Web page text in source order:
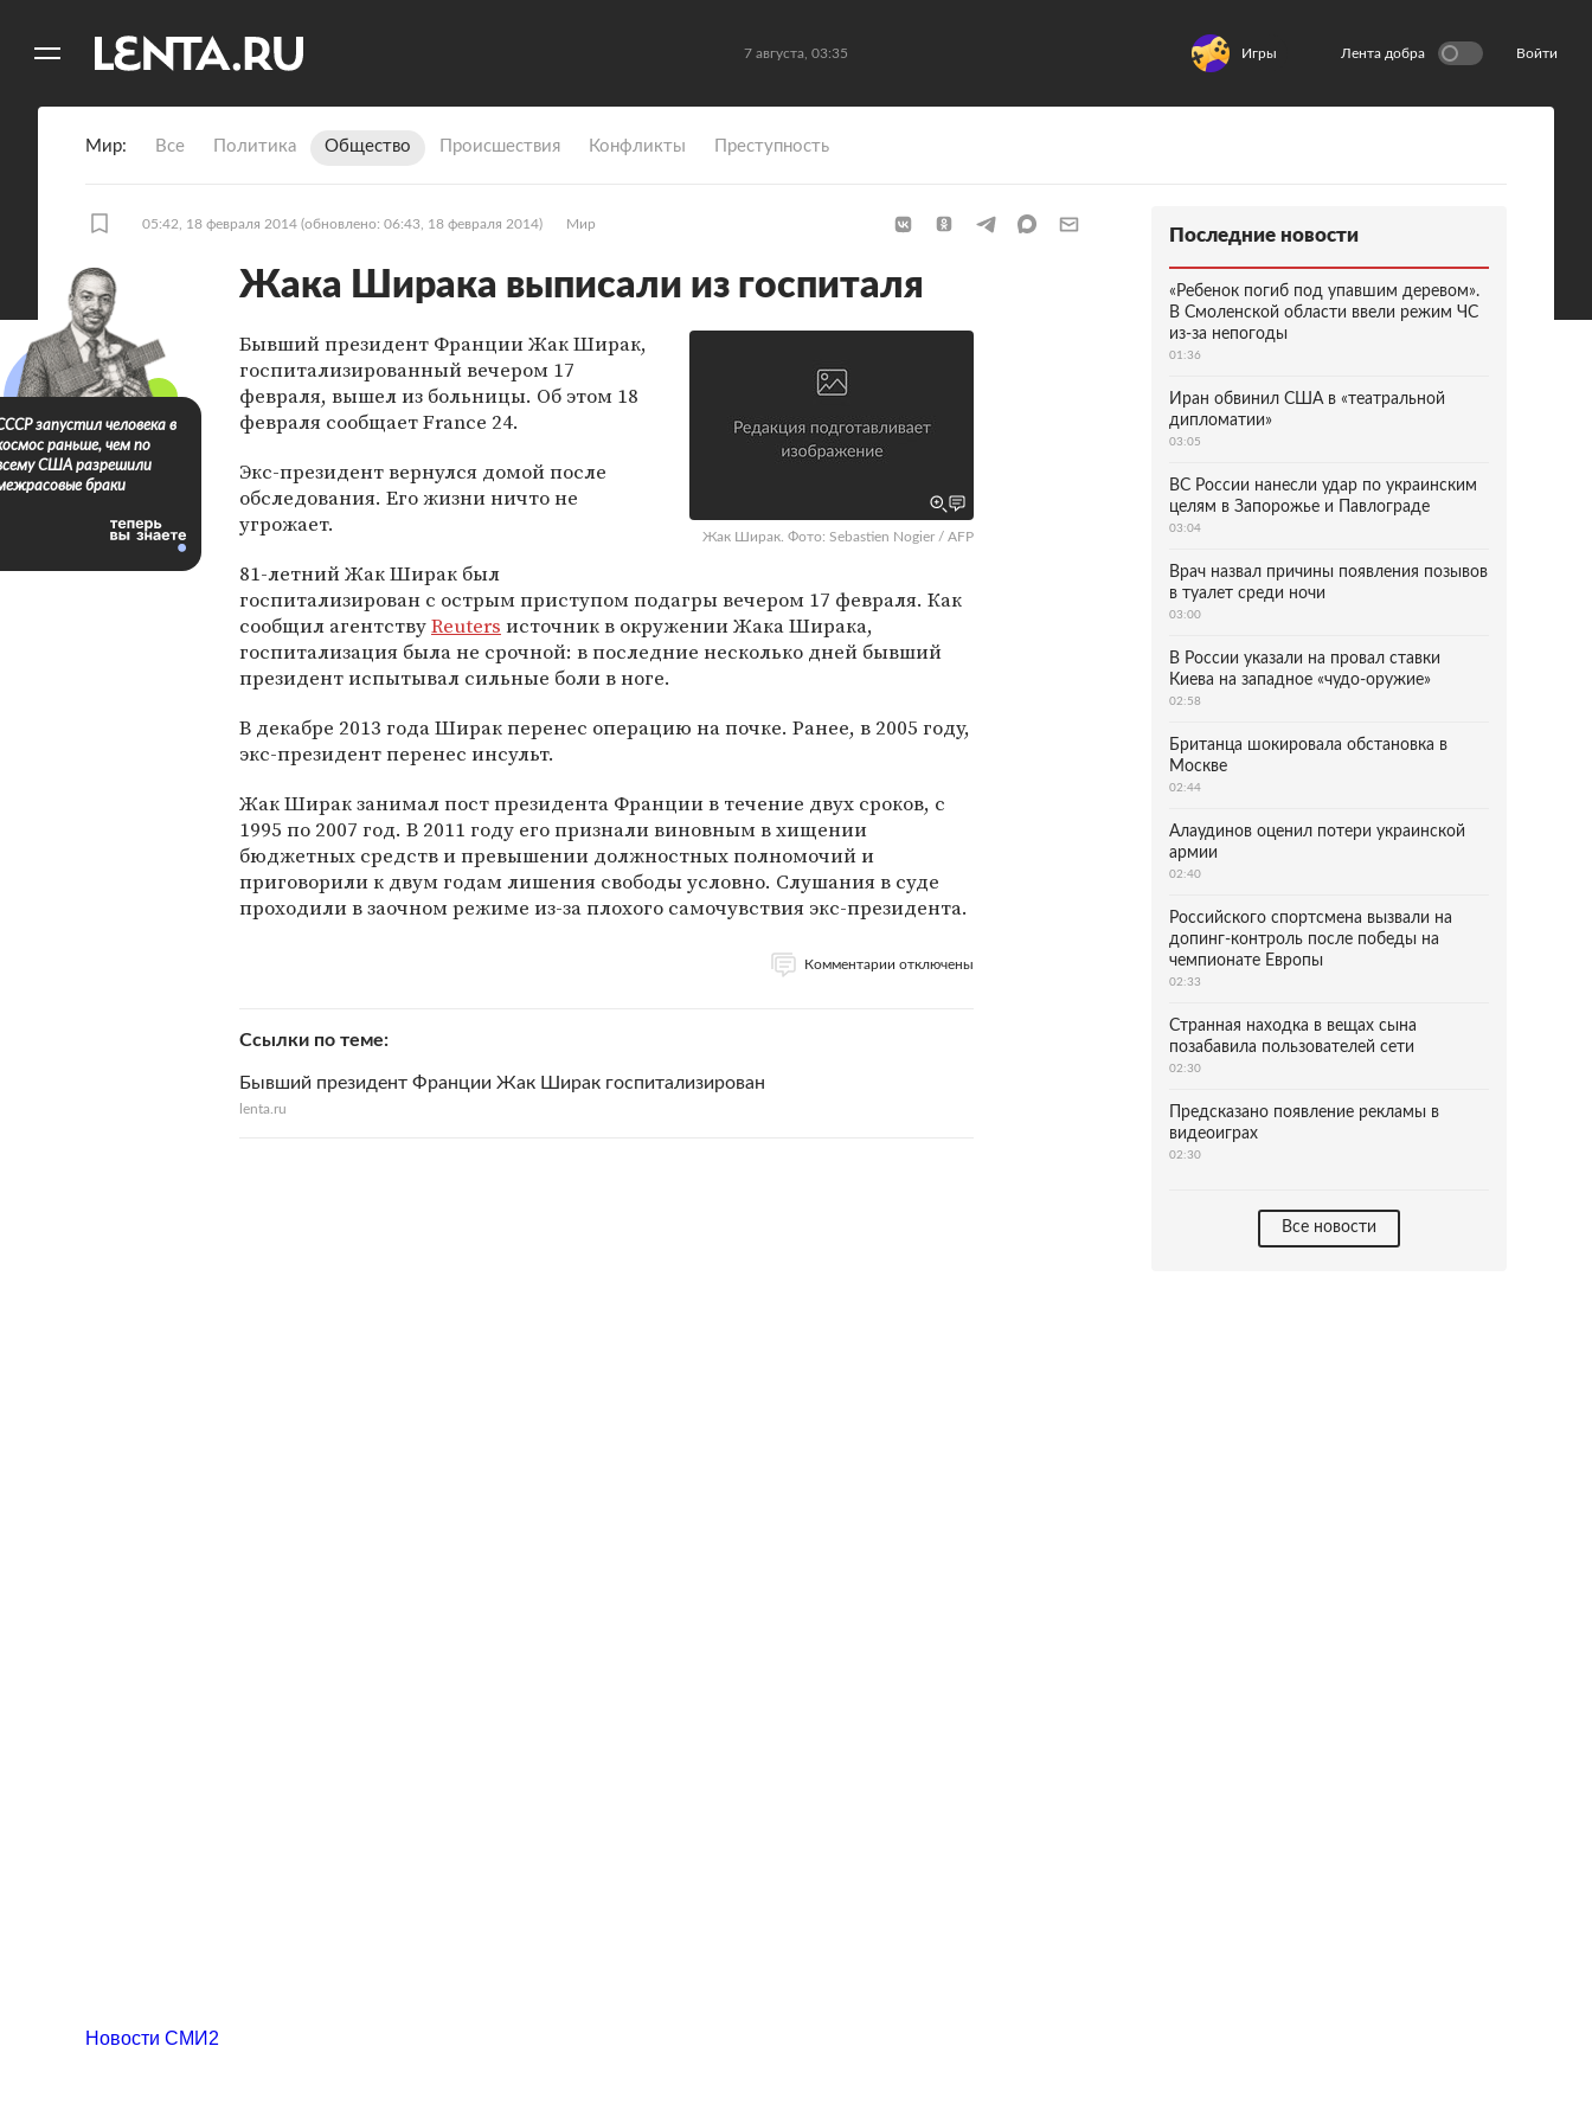
7 августа, 03:35 Игры Лента добра Войти
Мир Все Политика Общество Происшествия Конфликты Преступность
05:42, 18 февраля 2014 (обновлено: 06:43, 18 февраля 2014) Мир
Жака Ширака выписали из госпиталя
Жак Ширак. Фото: Sebastien Nogier / AFP
Бывший президент Франции Жак Ширак,
госпитализированный вечером 17
февраля, вышел из больницы. Об этом 18
февраля сообщает France 24.
Экс-президент вернулся домой после
обследования. Его жизни ничто не
угрожает.
81-летний Жак Ширак был
госпитализирован с острым приступом подагры вечером 17 февраля. Как
сообщил агентствуReuters источник в окружении Жака Ширака,
госпитализация была не срочной: в последние несколько дней бывший
президент испытывал сильные боли в ноге.
В декабре 2013 года Ширак перенес операцию на почке. Ранее, в 2005 году,
экс-президент перенес инсульт.
Жак Ширак занимал пост президента Франции в течение двух сроков, с
1995 по 2007 год. В 2011 году его признали виновным в хищении
бюджетных средств и превышении должностных полномочий и
приговорили к двум годам лишения свободы условно. Слушания в суде
проходили в заочном режиме из-за плохого самочувствия экс-президента.
Комментарии отключены
Ссылки по теме
Бывший президент Франции Жак Ширак госпитализирован
lenta.ru
запустил человека в
раньше, чем по
США разрешили
браки
Последние новости
«Ребенок погиб под упавшим деревом».
В Смоленской области ввели режим ЧС
из-за непогоды
01:36
Иран обвинил США в «театральной
дипломатии»
03:05
ВС России нанесли удар по украинским
целям в Запорожье и Павлограде
03:04
Врач назвал причины появления позывов
в туалет среди ночи
03:00
В России указали на провал ставки
Киева на западное «чудо-оружие»
02:58
Британца шокировала обстановка в
Москве
02:44
Алаудинов оценил потери украинской
армии
02:40
Российского спортсмена вызвали на
допинг-контроль после победы на
чемпионате Европы
02:33
Странная находка в вещах сына
позабавила пользователей сети
02:30
Предсказано появление рекламы в
видеоиграх
02:30
Все новости
Новости СМИ2